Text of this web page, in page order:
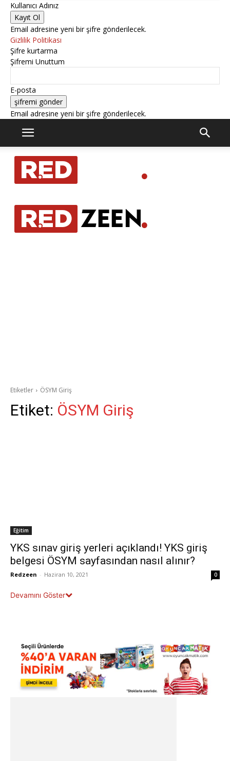
Kullanıcı Adınız
Email adresine yeni bir şifre gönderilecek.
Gizlilik Politikası
Şifre kurtarma
Şifremi Unuttum
E-posta
Email adresine yeni bir şifre gönderilecek.
Etiketler ÖSYM Giriş
Etiket: ÖSYM Giriş
Eğitim
YKS sınav giriş yerleri açıklandı! YKS giriş
belgesi ÖSYM sayfasından nasıl alınır?
Redzeen - Haziran 10, 2021 0
Devamını Göster